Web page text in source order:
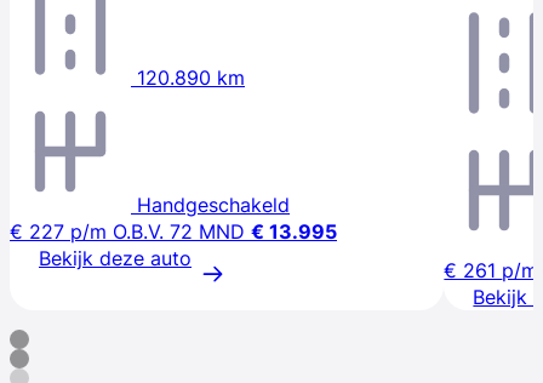
120.890 km
Handgeschakeld
€ 227 p/m O.B.V. 72 MND € 13.995
Bekijk deze auto
€ 261 p/m
Bekijk